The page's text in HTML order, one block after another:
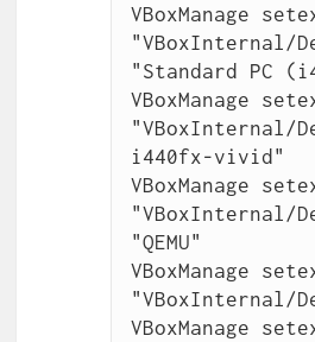
VBoxManage
"VBoxInternal/
"Standard PC
VBoxManage
"VBoxInternal/
i440fx-vivid"
VBoxManage
"VBoxInternal/
"QEMU"
VBoxManage
"VBoxInternal/
VBoxManage